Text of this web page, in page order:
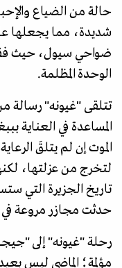
حالة من الضياع
شديدة، مما يجعلها
ضواحي سيول، حيث
الوحدة المظلمة.
تتلقى "غيونه" رسالة
المساعدة في العناية
الموت إن لم يتلقَ
لتخرج من عزلتها،
تاريخ الجزيرة التي
حدثت مجازر مروعة في عام
رحلة "غيونه" إلى
مؤلمة؛ الماضي ليس